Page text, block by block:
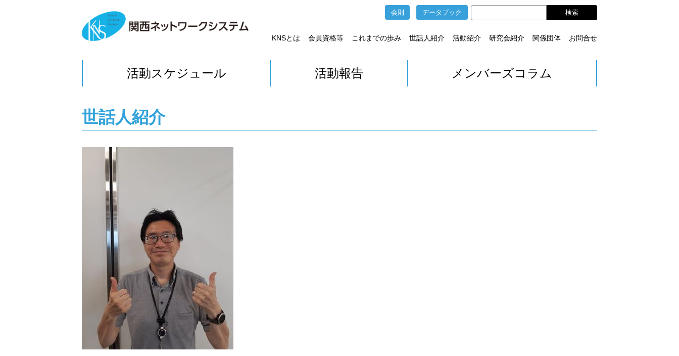
会則 データブック
KNSとは 会員資格等 これまでの歩み 世話人紹介 活動紹介 研究会紹介 関係団体 お問合せ
活動スケジュール 活動報告 メンバーズコラム
世話人紹介